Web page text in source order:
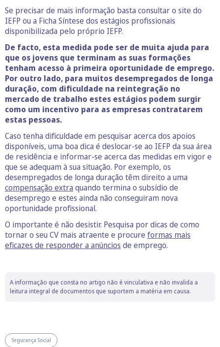
Se precisar de mais informação basta consultar o site do
IEFP ou a Ficha Síntese dos estágios profissionais
disponibilizada pelo próprio IEFP.
De facto, esta medida pode ser de muita ajuda para
que os jovens que terminam as suas formações
tenham acesso à primeira oportunidade de emprego.
Por outro lado, para muitos desempregados de longa
duração, com dificuldade na reintegração no
mercado de trabalho estes estágios podem surgir
como um incentivo para as empresas contratarem
estas pessoas.
Caso tenha dificuldade em pesquisar acerca dos apoios
disponíveis, uma boa dica é deslocar-se ao IEFP da sua área
de residência e informar-se acerca das medidas em vigor e
que se adequam à sua situação. Por exemplo, os
desempregados de longa duração têm direito a uma
compensação extra quando termina o subsídio de
desemprego e estes ainda não conseguiram nova
oportunidade profissional.
O importante é não desistir. Pesquisa por dicas de como
tornar o seu CV mais atraente e procure formas mais
eficazes de responder a anúncios de emprego.
A informação que consta no artigo não é vinculativa e não invalida a
leitura integral de documentos que suportem a matéria em causa.
Segurança Social